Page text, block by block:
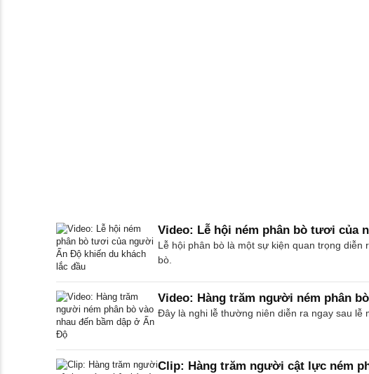
Video: Lễ hội ném phân bò tươi của
Lễ hội phân bò là một sự kiện quan trọng
bò.
Video: Hàng trăm người ném phân
Đây là nghi lễ thường niên diễn ra ngay sau lễ
Clip: Hàng trăm người cật lực ném